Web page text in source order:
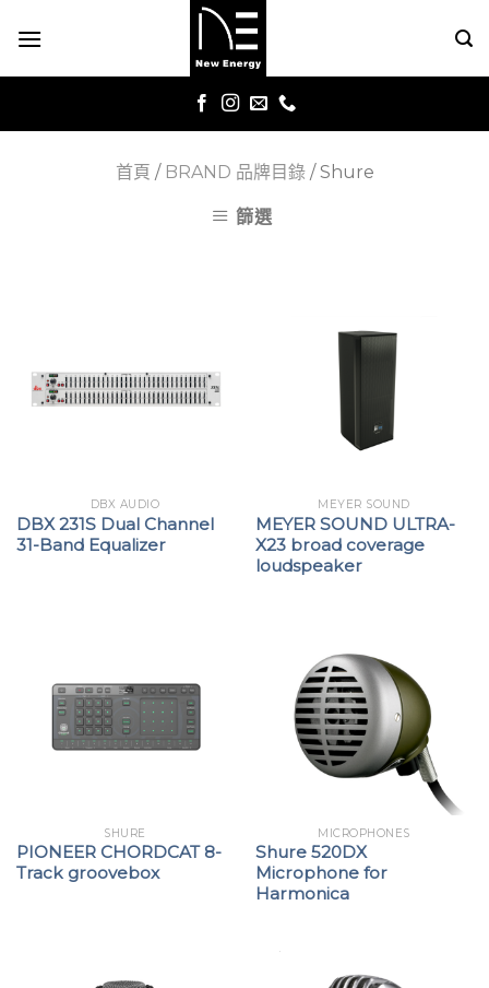
首頁 / BRAND 品牌目錄 /Shure
篩選
DBX AUDIO
DBX 231S Dual Channel
31-Band Equalizer
MEYER SOUND
MEYER SOUND ULTRA-
X23 broad coverage
loudspeaker
SHURE
PIONEER CHORDCAT 8-
Track groovebox
MICROPHONES
Shure 520DX
Microphone for
Harmonica